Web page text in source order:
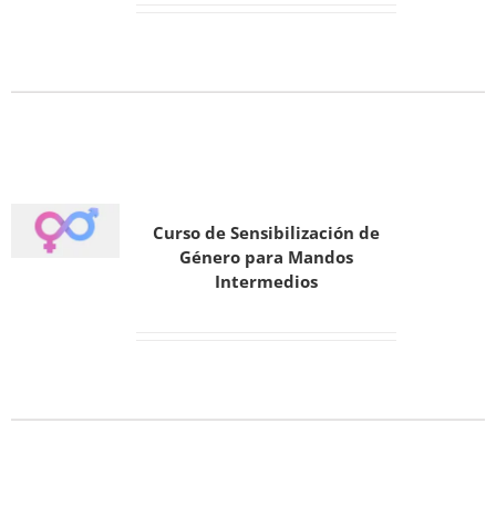
Curso de Sensibilización de
Género para Mandos
Intermedios